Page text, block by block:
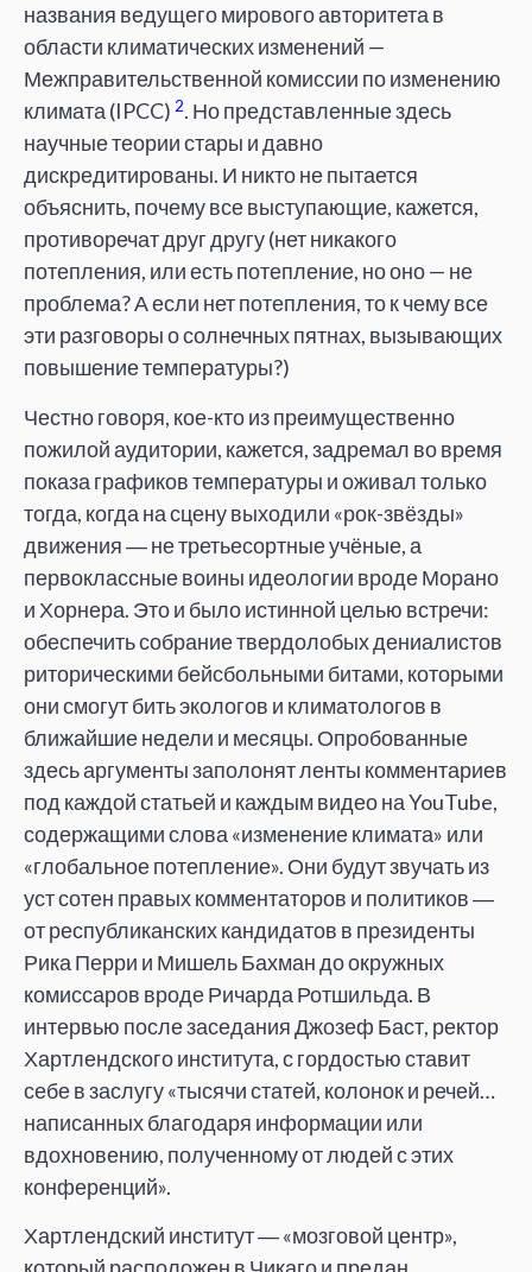
названия ведущего мирового авторитета в
области климатических изменений —
Межправительственной комиссии по изменению
климата (IPCC) 2. Но представленные здесь
научные теории стары и давно
дискредитированы. И никто не пытается
объяснить, почему все выступающие, кажется,
противоречат друг другу (нет никакого
потепления, или есть потепление, но оно — не
проблема? А если нет потепления, то к чему все
эти разговоры о солнечных пятнах, вызывающих
повышение температуры?)
Честно говоря, кое-кто из преимущественно
пожилой аудитории, кажется, задремал во время
показа графиков температуры и оживал только
тогда, когда на сцену выходили «рок-звёзды»
движения ― не третьесортные учёные, а
первоклассные воины идеологии вроде Морано
и Хорнера. Это и было истинной целью встречи:
обеспечить собрание твердолобых дениалистов
риторическими бейсбольными битами, которыми
они смогут бить экологов и климатологов в
ближайшие недели и месяцы. Опробованные
здесь аргументы заполонят ленты комментариев
под каждой статьей и каждым видео на YouTube,
содержащими слова «изменение климата» или
«глобальное потепление». Они будут звучать из
уст сотен правых комментаторов и политиков ―
от республиканских кандидатов в президенты
Рика Перри и Мишель Бахман до окружных
комиссаров вроде Ричарда Ротшильда. В
интервью после заседания Джозеф Баст, ректор
Хартлендского института, с гордостью ставит
себе в заслугу «тысячи статей, колонок и речей…
написанных благодаря информации или
вдохновению, полученному от людей с этих
конференций».
Хартлендский институт ― «мозговой центр»,